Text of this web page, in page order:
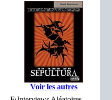
Voir les autres